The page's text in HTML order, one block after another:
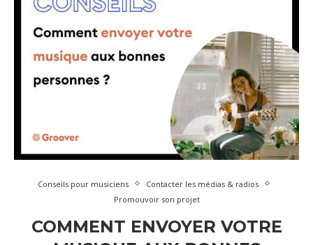
Conseils pour musiciens
Contacter les médias & radios
Promouvoir son projet
COMMENT ENVOYER VOTRE